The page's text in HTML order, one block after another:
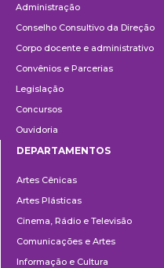
Administração
Conselho Consultivo da Direção
Corpo docente e administrativo
Convênios e Parcerias
Legislação
Concursos
Ouvidoria
DEPARTAMENTOS
Artes Cênicas
Artes Plásticas
Cinema, Rádio e Televisão
Comunicações e Artes
Informação e Cultura